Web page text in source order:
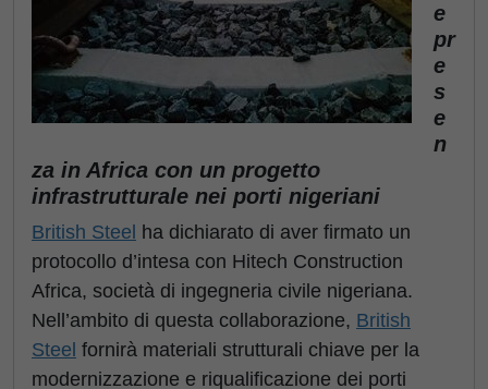
e
pr
e
s
e
n
za in Africa con un progetto
infrastrutturale nei porti nigeriani
British Steel
ha dichiarato di aver firmato un
protocollo d’intesa con Hitech Construction
Africa, società di ingegneria civile nigeriana.
Nell’ambito di questa collaborazione, British
Steel fornirà materiali strutturali chiave per la
modernizzazione e riqualificazione dei porti